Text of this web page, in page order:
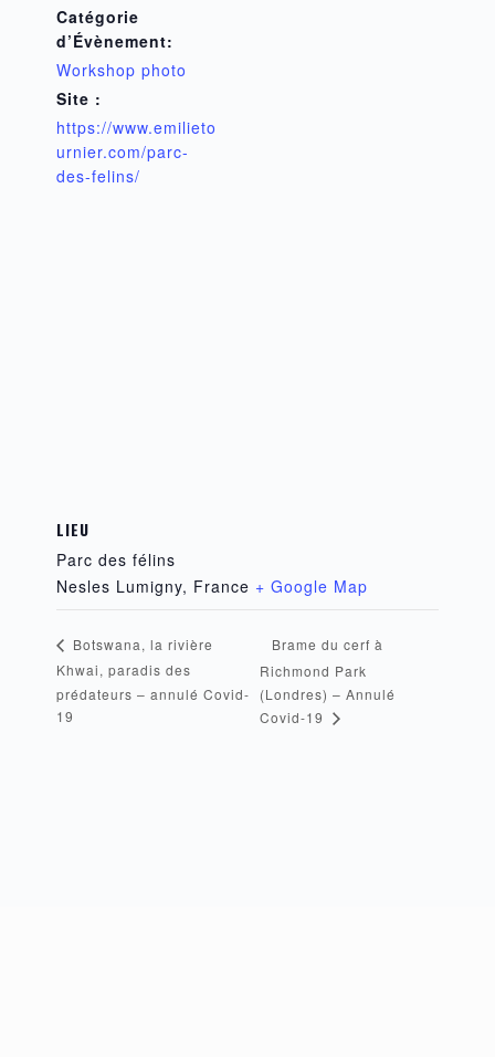
Catégorie
d’Évènement:
Workshop photo
Site :
https://www.emilieto
urnier.com/parc-
des-felins/
LIEU
Parc des félins
Nesles Lumigny, France + Google Map
Botswana, la rivière
Khwai, paradis des
prédateurs – annulé Covid-
19
Brame du cerf à
Richmond Park
(Londres) – Annulé
Covid-19